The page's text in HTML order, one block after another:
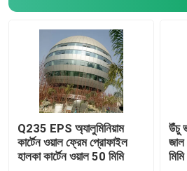
Q235 EPS অ্যালুমিনিয়াম
কার্টেন ওয়াল ফ্রেম প্রোফাইল
হালকা কার্টেন ওয়াল 50 মিমি
উঁচু
জাল
মিমি